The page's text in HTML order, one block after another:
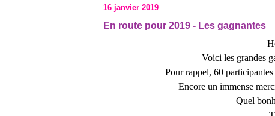
16 janvier 2019
En route pour 2019 - Les gagnantes
Voici les grandes
Pour rappel, 60
Encore un immense
Quel